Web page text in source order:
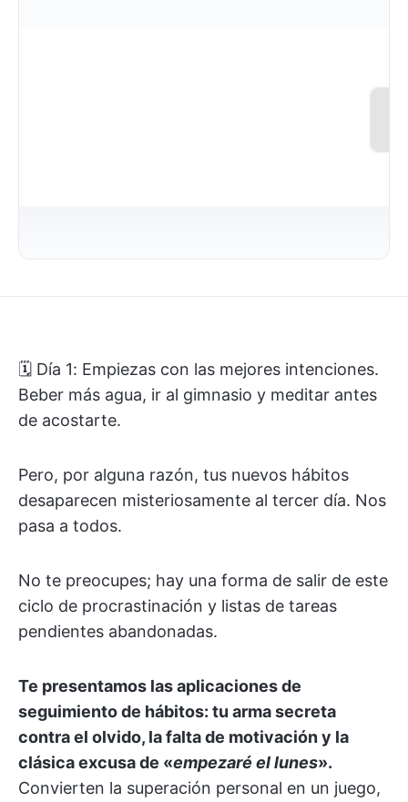
🗓️ Día 1: Empiezas con las mejores intenciones.
Beber más agua, ir al gimnasio y meditar antes
de acostarte.
Pero, por alguna razón, tus nuevos hábitos
desaparecen misteriosamente al tercer día. Nos
pasa a todos.
No te preocupes; hay una forma de salir de este
ciclo de procrastinación y listas de tareas
pendientes abandonadas.
Te presentamos las aplicaciones de
seguimiento de hábitos: tu arma secreta
contra el olvido, la falta de motivación y la
clásica excusa de «empezaré el lunes».
Convierten la superación personal en un juego,